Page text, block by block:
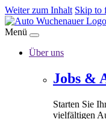
Weiter zum Inhalt Skip to
Menü
Über uns
Jobs &
Starten Sie
vielfältigen